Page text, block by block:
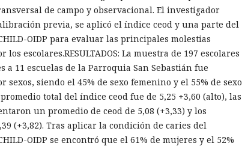
de campo y observacional. El investigador
previa, se aplicó el índice ceod y una parte del
OIDP para evaluar las principales molestias
los escolares.RESULTADOS: La muestra de 197 escolares
a 11 escuelas de la Parroquia San Sebastián fue
sexos, siendo el 45% de sexo femenino y el 55% de sexo
total del índice ceod fue de 5,25 +3,60 (alto), las
un promedio de ceod de 5,08 (+3,33) y los
(+3,82). Tras aplicar la condición de caries del
OIDP se encontró que el 61% de mujeres y el 52%